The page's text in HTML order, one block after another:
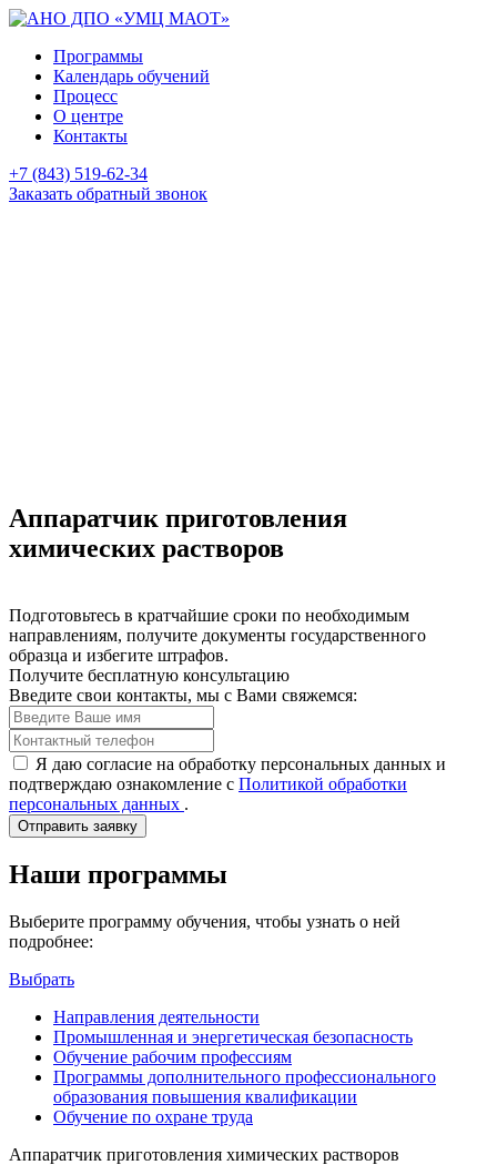
Программы
Календарь обучений
Процесс
О центре
Контакты
+7 (843) 519-62-34
Заказать обратный звонок
Аппаратчик приготовления
химических растворов
Подготовьтесь в кратчайшие сроки по необходимым
направлениям, получите документы государственного
образца и избегите штрафов.
Получите бесплатную консультацию
Введите свои контакты, мы с Вами свяжемся:
Я даю согласие на обработку персональных данных и
подтверждаю ознакомление с Политикой обработки
персональных данных .
Отправить заявку
Наши программы
Выберите программу обучения, чтобы узнать о ней
подробнее:
Выбрать
Направления деятельности
Промышленная и энергетическая безопасность
Обучение рабочим профессиям
Программы дополнительного профессионального
образования повышения квалификации
Обучение по охране труда
Аппаратчик приготовления химических растворов